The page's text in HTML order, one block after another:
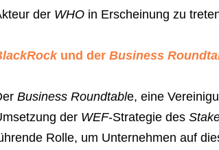
der WHOin Erscheinung zu
und der Business
Business Roundtable, eine
der WEF-Strategie des
Rolle, um Unternehmen auf